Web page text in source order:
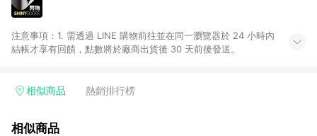
注意事項：1. 需透過 LINE 購物前往並在同一瀏覽器於 24 小時內
結帳才享有回饋，點數將於廠商出貨後 30 天前後發送。
相似商品 熱銷排行榜
相似商品